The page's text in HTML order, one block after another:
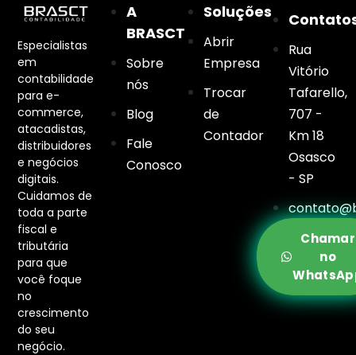
Especialistas
em
contabilidade
para e-
commerce,
atacadistas,
distribuidores
e negócios
digitais.
Cuidamos de
toda a parte
fiscal e
tributária
para que
você foque
no
crescimento
do seu
negócio.
A
BRASCT
Sobre
nós
Blog
Fale
Conosco
Soluções
Abrir
Empresa
Trocar
de
Contador
Rua
Vitório
Tafarello,
707 -
Km 18
Osasco
- SP
Chamar
no